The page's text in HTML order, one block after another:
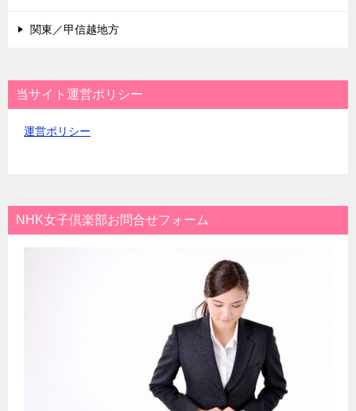
関東／甲信越地方
当サイト運営ポリシー
運営ポリシー
NHK女子倶楽部お問合せフォーム